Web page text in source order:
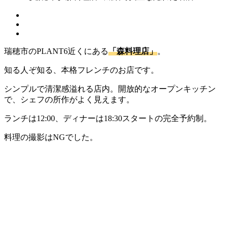
瑞穂市のPLANT6近くにある「森料理店」。
知る人ぞ知る、本格フレンチのお店です。
シンプルで清潔感溢れる店内。開放的なオープンキッチン
で、シェフの所作がよく見えます。
ランチは12:00、ディナーは18:30スタートの完全予約制。
料理の撮影はNGでした。